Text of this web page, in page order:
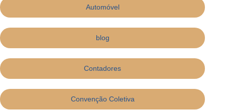
Automóvel
blog
Contadores
Convenção Coletiva